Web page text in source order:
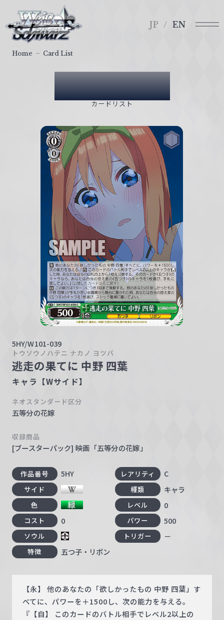
ァ
イ
JP EN
Card List
カードリスト
Home Card List
5HY/W101-039
トウソウノハテニ ナカノ ヨツバ
逃走の果てに 中野 四葉
キャラ【Wサイド】
ネオスタンダード区分
五等分の花嫁
収録商品
[ブースターパック] 映画「五等分の花嫁」
作品番号 5HY レアリティ C
サイド 種類 キャラ
色 レベル 0
コスト 0 パワー 500
ソウル トリガー －
特徴 五つ子・リボン
【永】 他のあなたの「欲しかったもの 中野 四葉」す
べてに、パワーを＋1500し、次の能力を与える。
『【自】 このカードのバトル相手でレベル2以上の